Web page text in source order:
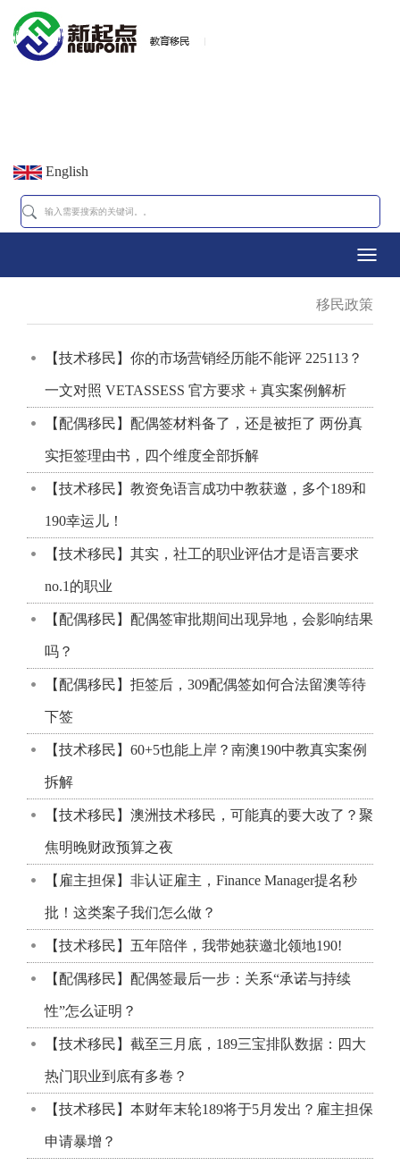
English
移民政策
【技术移民】你的市场营销经历能不能评 225113？
一文对照 VETASSESS 官方要求 + 真实案例解析
【配偶移民】配偶签材料备了，还是被拒了 两份真
实拒签理由书，四个维度全部拆解
【技术移民】教资免语言成功中教获邀，多个189和
190幸运儿！
【技术移民】其实，社工的职业评估才是语言要求
no.1的职业
【配偶移民】配偶签审批期间出现异地，会影响结果
吗？
【配偶移民】拒签后，309配偶签如何合法留澳等待
下签
【技术移民】60+5也能上岸？南澳190中教真实案例
拆解
【技术移民】澳洲技术移民，可能真的要大改了？聚
焦明晚财政预算之夜
【雇主担保】非认证雇主，Finance Manager提名秒
批！这类案子我们怎么做？
【技术移民】五年陪伴，我带她获邀北领地190!
【配偶移民】配偶签最后一步：关系“承诺与持续
性”怎么证明？
【技术移民】截至三月底，189三宝排队数据：四大
热门职业到底有多卷？
【技术移民】本财年末轮189将于5月发出？雇主担保
申请暴增？